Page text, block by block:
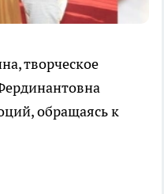
творческое
обращаясь к